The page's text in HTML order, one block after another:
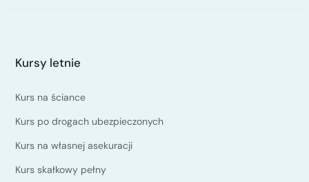
poznasz kompletny sprzęt wspinaczkowy
o niebezpieczeństwach obiektywnych i
subiektywnych występujących w podczas
gdzie można uprawiać wspinaczkę skalną,
które przewodniki wybrać i jak z nich korzystać,
Kursy letnie
Kurs na ściance
Kurs po drogach ubezpieczonych
Kurs na własnej asekuracji
Kurs skałkowy pełny